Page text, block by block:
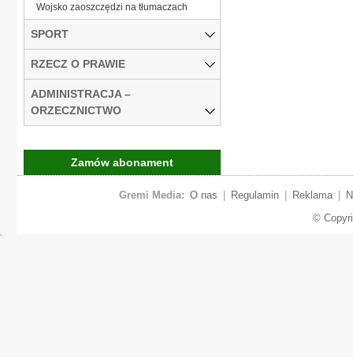
Wojsko zaoszczędzi na tłumaczach
SPORT
RZECZ O PRAWIE
ADMINISTRACJA –
ORZECZNICTWO
Zamów abonament
Gremi Media: O nas Regulamin Reklama
©